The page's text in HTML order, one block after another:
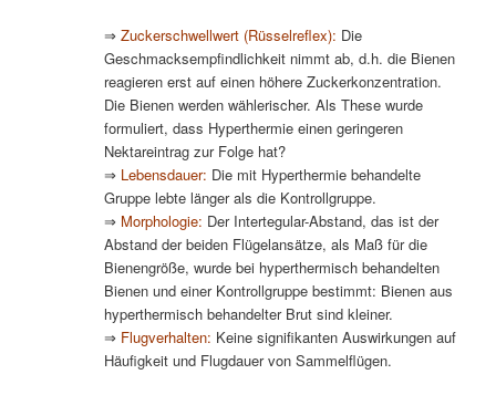
⇒ Zuckerschwellwert (Rüsselreflex): Die
Geschmacksempfindlichkeit nimmt ab, d.h. die Bienen
reagieren erst auf einen höhere Zuckerkonzentration.
Die Bienen werden wählerischer. Als These wurde
formuliert, dass Hyperthermie einen geringeren
Nektareintrag zur Folge hat?
⇒ Lebensdauer: Die mit Hyperthermie behandelte
Gruppe lebte länger als die Kontrollgruppe.
⇒ Morphologie: Der Intertegular-Abstand, das ist der
Abstand der beiden Flügelansätze, als Maß für die
Bienengröße, wurde bei hyperthermisch behandelten
Bienen und einer Kontrollgruppe bestimmt: Bienen aus
hyperthermisch behandelter Brut sind kleiner.
⇒ Flugverhalten: Keine signifikanten Auswirkungen auf
Häufigkeit und Flugdauer von Sammelflügen.